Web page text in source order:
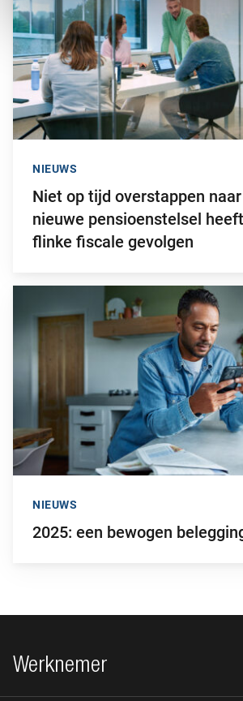
Niet op tijd overstappen
nieuwe pensioenstelsel heeft
flinke fiscale gevolgen
NIEUWS
Ga naar “2025: een bewogen
2025: een bewogen
NIEUWS
Footer navigatie
Werknemer